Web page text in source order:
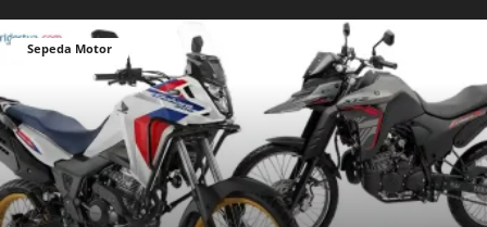
Sepeda Motor